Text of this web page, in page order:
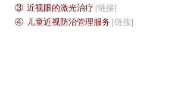
③ 近视眼的激光治疗 [链接]
④ 儿童近视防治管理服务 [链接]